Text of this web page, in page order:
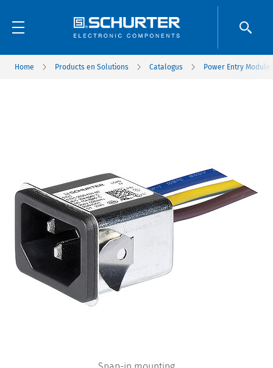
Home Products en Solutions Catalogus Power Entry